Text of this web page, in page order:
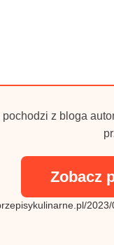
pochodzi z bloga
Zobacz